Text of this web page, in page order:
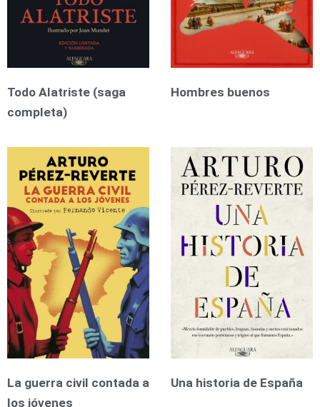
Todo Alatriste (saga
completa)
Hombres buenos
La guerra civil contada a
los jóvenes
Una historia de España